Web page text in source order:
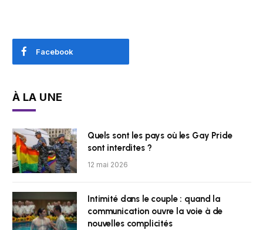
Facebook
À LA UNE
Quels sont les pays où les Gay Pride
sont interdites ?
12 mai 2026
Intimité dans le couple : quand la
communication ouvre la voie à de
nouvelles complicités